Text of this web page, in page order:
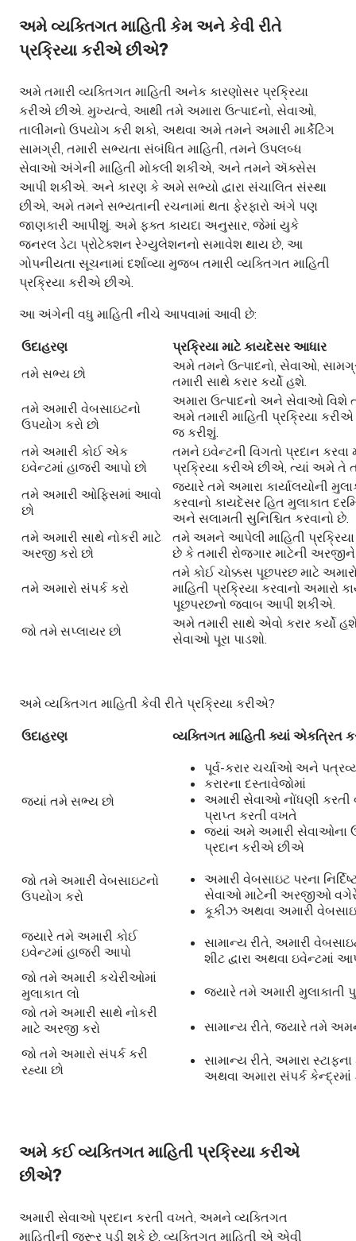
અમે વ્યક્તિગત માહિતી કેમ અને કેવી રીતે
પ્રક્રિયા કરીએ છીએ?
અમે તમારી વ્યક્તિગત માહિતી અનેક કારણોસર પ્રક્રિયા
કરીએ છીએ. મુખ્યત્વે, આથી તમે અમારા ઉત્પાદનો, સેવાઓ,
તાલીમનો ઉપયોગ કરી શકો, અથવા અમે તમને અમારી માર્કેટિંગ
સામગ્રી, તમારી સભ્યતા સંબંધિત માહિતી, તમને ઉપલબ્ધ
સેવાઓ અંગેની માહિતી મોકલી શકીએ, અને તમને ઍક્સેસ
આપી શકીએ. અને કારણ કે અમે સભ્યો દ્વારા સંચાલિત સંસ્થા
છીએ, અમે તમને સભ્યતાની રચનામાં થતા ફેરફારો અંગે પણ
જાણકારી આપીશું. અમે ફક્ત કાયદા અનુસાર, જેમાં યુકે
જનરલ ડેટા પ્રોટેક્શન રેગ્યુલેશનનો સમાવેશ થાય છે, આ
ગોપનીયતા સૂચનામાં દર્શાવ્યા મુજબ તમારી વ્યક્તિગત માહિતી
પ્રક્રિયા કરીએ છીએ.
આ અંગેની વધુ માહિતી નીચે આપવામાં આવી છે:
ઉદાહરણ
પ્રક્રિયા માટે કાયદેસર આધાર
તમે સભ્ય છો
અમે તમને ઉત્પાદનો, સેવાઓ,
તમારી સાથે કરાર કર્યો હશે.
તમે અમારી વેબસાઇટનો
ઉપયોગ કરો છો
અમારા ઉત્પાદનો અને સેવાઓ વિશે
અમે તમારી માહિતી પ્રક્રિયા
જ કરીશું.
તમે અમારી કોઈ એક
ઇવેન્ટમાં હાજરી આપો છો
તમને ઇવેન્ટની વિગતો પ્રદાન કરવા
પ્રક્રિયા કરીએ છીએ, ત્યાં અમે તે
તમે અમારી ઓફિસમાં આવો
છો
જ્યારે તમે અમારા કાર્યાલયોની
કરવાનો કાયદેસર હિત મુલાકાત
અને સલામતી સુનિશ્ચિત કરવાનો છે.
તમે અમારી સાથે નોકરી માટે
અરજી કરો છો
તમે અમને આપેલી માહિતી
છે કે તમારી રોજગાર માટેની
તમે અમારો સંપર્ક કરો
તમે કોઈ ચોક્કસ પૂછપરછ માટે
માહિતી પ્રક્રિયા કરવાનો
પૂછપરછનો જવાબ આપી શકીએ.
જો તમે સપ્લાયર છો
અમે તમારી સાથે એવો કરાર કર્યો
સેવાઓ પૂરા પાડશો.
અમે વ્યક્તિગત માહિતી કેવી રીતે પ્રક્રિયા કરીએ?
ઉદાહરણ
વ્યક્તિગત માહિતી ક્યાં એકત્રિત
જ્યાં તમે સભ્ય છો
પૂર્વ-કરાર ચર્ચાઓ અને
કરારના દસ્તાવેજોમાં
અમારી સેવાઓ નોંધણી
પ્રાપ્ત કરતી વખતે
જ્યાં અમે અમારી સેવાઓના
પ્રદાન કરીએ છીએ
જો તમે અમારી વેબસાઇટનો
ઉપયોગ કરો
અમારી વેબસાઇટ પરના
સેવાઓ માટેની અરજીઓ
કૂકીઝ અથવા અમારી
જ્યારે તમે અમારી કોઈ
ઇવેન્ટમાં હાજરી આપો
સામાન્ય રીતે, અમારી
શીટ દ્વારા અથવા ઇવેન્ટમાં
જો તમે અમારી કચેરીઓમાં
મુલાકાત લો
જ્યારે તમે અમારી મુલાકાતી
જો તમે અમારી સાથે નોકરી
માટે અરજી કરો
સામાન્ય રીતે, જ્યારે તમે
જો તમે અમારો સંપર્ક કરી
રહ્યા છો
સામાન્ય રીતે, અમારા
અથવા અમારા સંપર્ક કેન્દ્રમાં
અમે કઈ વ્યક્તિગત માહિતી પ્રક્રિયા કરીએ
છીએ?
અમારી સેવાઓ પ્રદાન કરતી વખતે, અમને વ્યક્તિગત
માહિતીની જરૂર પડી શકે છે. વ્યક્તિગત માહિતી એ એવી